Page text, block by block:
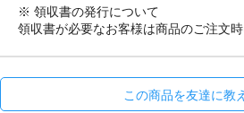
※ 領収書の発行について
領収書が必要なお客様は商品のご注文
この商品を友達に教